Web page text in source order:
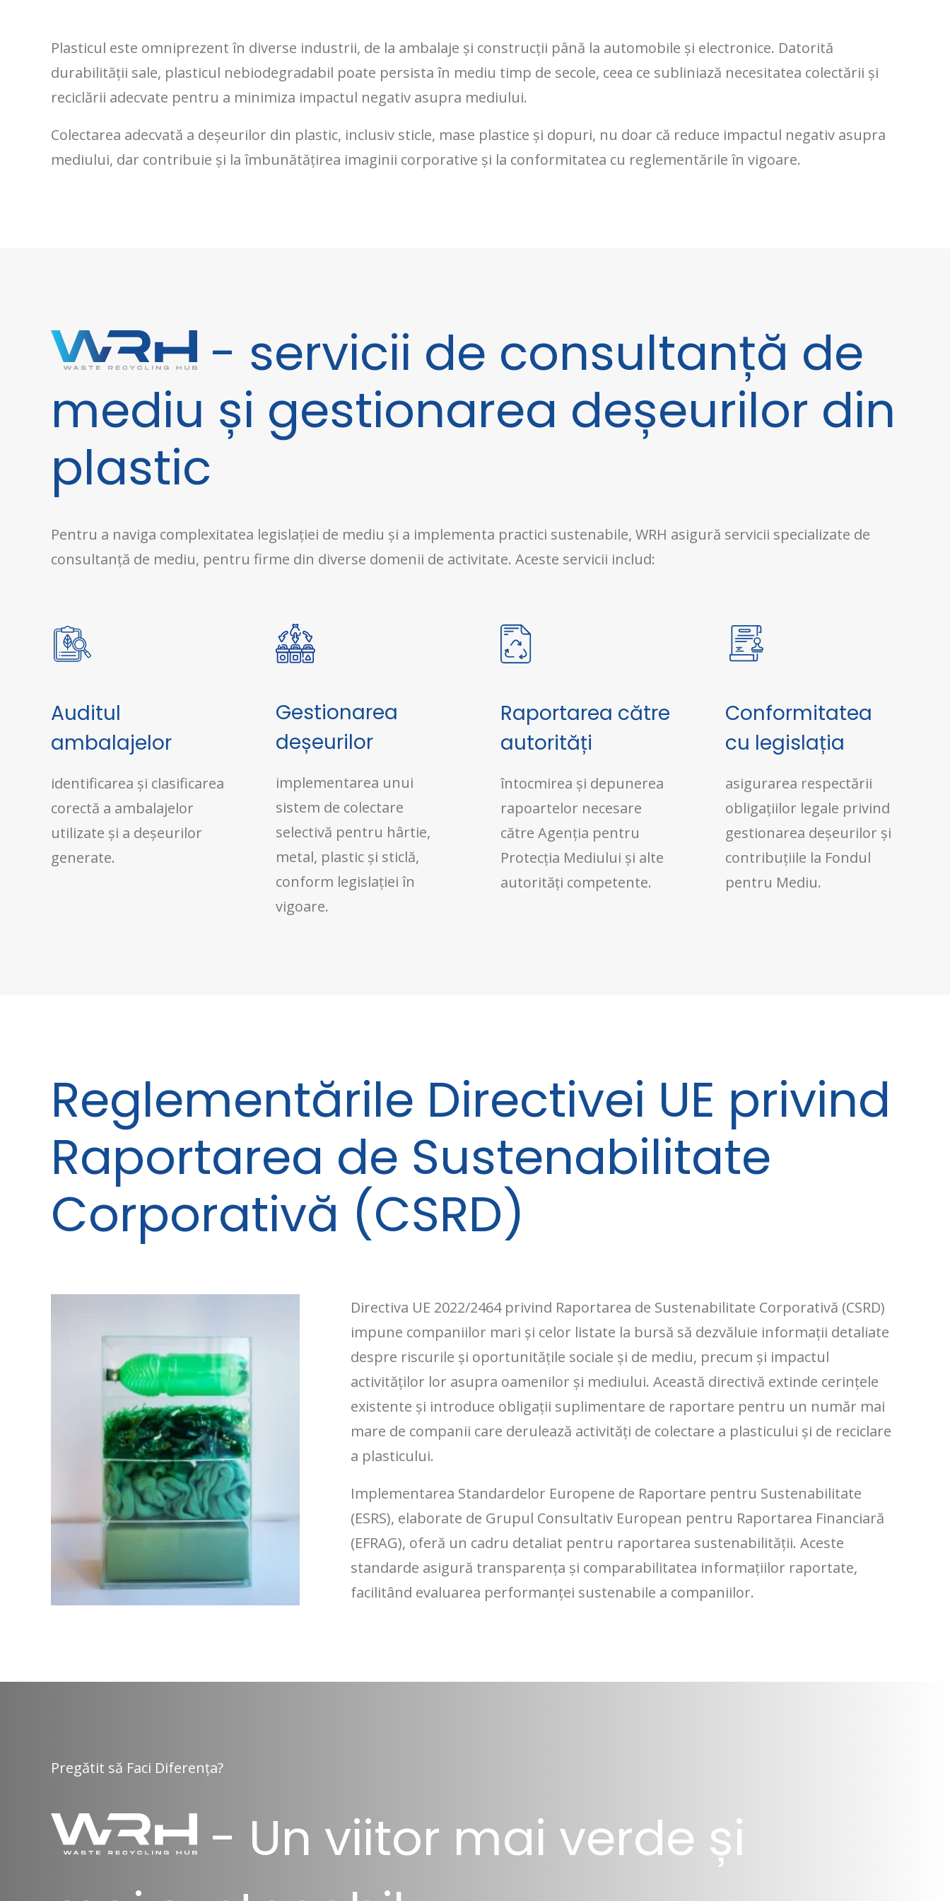
Plasticul este omniprezent în diverse industrii, de la ambalaje și construcții până la automobile și electronice. Datorită
durabilității sale, plasticul nebiodegradabil poate persista în mediu timp de secole, ceea ce subliniază necesitatea colectării și
reciclării adecvate pentru a minimiza impactul negativ asupra mediului.
Colectarea adecvată a deșeurilor din plastic, inclusiv sticle, mase plastice și dopuri, nu doar că reduce impactul negativ asupra
mediului, dar contribuie și la îmbunătățirea imaginii corporative și la conformitatea cu reglementările în vigoare.
- servicii de consultanță de
mediu și gestionarea deșeurilor din
plastic
Pentru a naviga complexitatea legislației de mediu și a implementa practici sustenabile, WRH asigură servicii specializate de
consultanță de mediu, pentru firme din diverse domenii de activitate. Aceste servicii includ:
Auditul
ambalajelor
identificarea și clasificarea
corectă a ambalajelor
utilizate și a deșeurilor
generate.
Gestionarea
deșeurilor
implementarea unui
sistem de colectare
selectivă pentru hârtie,
metal, plastic și sticlă,
conform legislației în
vigoare.
Raportarea către
autorități
întocmirea și depunerea
rapoartelor necesare
către Agenția pentru
Protecția Mediului și alte
autorități competente.
Conformitatea
cu legislația
asigurarea respectării
obligațiilor legale privind
gestionarea deșeurilor și
contribuțiile la Fondul
pentru Mediu.
Reglementările Directivei UE privind
Raportarea de Sustenabilitate
Corporativă (CSRD)
Directiva UE 2022/2464 privind Raportarea de Sustenabilitate Corporativă (CSRD)
impune companiilor mari și celor listate la bursă să dezvăluie informații detaliate
despre riscurile și oportunitățile sociale și de mediu, precum și impactul
activităților lor asupra oamenilor și mediului. Această directivă extinde cerințele
existente și introduce obligații suplimentare de raportare pentru un număr mai
mare de companii care derulează activități de colectare a plasticului și de reciclare
a plasticului.
Implementarea Standardelor Europene de Raportare pentru Sustenabilitate
(ESRS), elaborate de Grupul Consultativ European pentru Raportarea Financiară
(EFRAG), oferă un cadru detaliat pentru raportarea sustenabilității. Aceste
standarde asigură transparența și comparabilitatea informațiilor raportate,
facilitând evaluarea performanței sustenabile a companiilor.
Pregătit să Faci Diferența?
- Un viitor mai verde și